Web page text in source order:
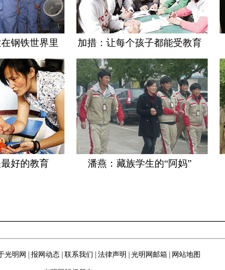
钢铁世界里 加措：让每个孩子都能受教育
好的教育 潘燕：藏族学生的“阿妈”
光明网 报网动态 联系我们 法律声明 光明网邮箱 网站地图